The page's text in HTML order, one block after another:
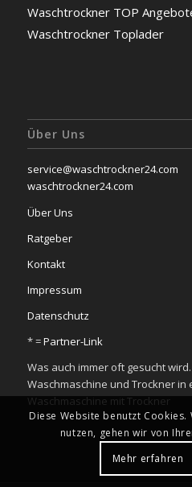
Waschtrockner TOP
Waschtrockner Toplader
Über Uns
service@waschtrockner24.com
waschtrockner24.com
Über Uns
Ratgeber
Kontakt
Impressum
Datenschutz
* =Partner-Link
Was auch immer oft gesucht
Waschmaschine und Trockner in
Waschmaschine mit Trockner
Diese Website benutzt Cookies.
nutzen, gehen wir von
Mehr erfahren